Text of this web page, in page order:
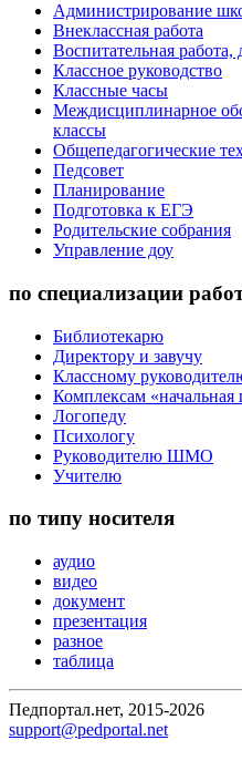
Администрирование
Внеклассная работа
Воспитательная
Классное руководство
Классные часы
Междисциплинарное
классы
Общепедагогические
Педсовет
Планирование
Подготовка к ЕГЭ
Родительские собрания
Управление доу
по специализации
Библиотекарю
Директору и завучу
Классному
Комплексам «начальная
Логопеду
Психологу
Руководителю ШМО
Учителю
по типу носителя
аудио
видео
документ
презентация
разное
таблица
Педпортал.нет, 2015-2026
support@pedportal.net